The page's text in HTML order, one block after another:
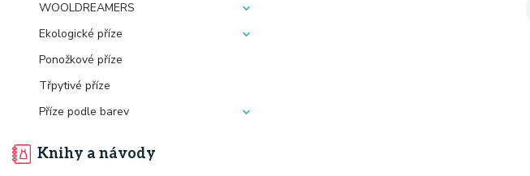
WOOLDREAMERS
Ekologické příze
Ponožkové příze
Třpytivé příze
Příze podle barev
Knihy a návody